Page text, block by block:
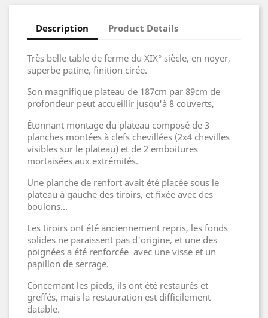
Description Product Details
Très belle table de ferme du XIX° siècle, en noyer,
superbe patine, finition cirée.
Son magnifique plateau de 187cm par 89cm de
profondeur peut accueillir jusqu'à 8 couverts,
Étonnant montage du plateau composé de 3
planches montées à clefs chevillées (2x4 chevilles
visibles sur le plateau) et de 2 emboitures
mortaisées aux extrémités.
Une planche de renfort avait été placée sous le
plateau à gauche des tiroirs, et fixée avec des
boulons...
Les tiroirs ont été anciennement repris, les fonds
solides ne paraissent pas d'origine, et une des
poignées a été renforcée avec une visse et un
papillon de serrage.
Concernant les pieds, ils ont été restaurés et
greffés, mais la restauration est difficilement
datable.